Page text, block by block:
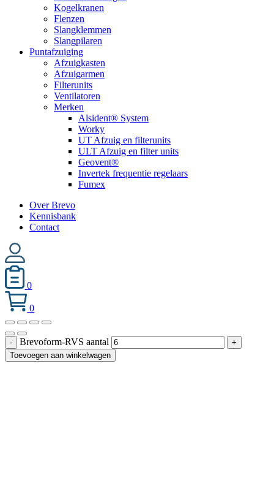
Kogelkranen
Flenzen
Slangklemmen
Slangpilaren
Puntafzuiging
Afzuigkasten
Afzuigarmen
Filterunits
Ventilatoren
Merken
Alsident® System
Worky
UT Afzuig en filterunits
ULT Afzuig en filter units
Geovent®
Invertek frequentie regelaars
Fumex
Over Brevo
Kennisbank
Contact
0
0
- Brevoform-RVS aantal
+
Toevoegen aan winkelwagen